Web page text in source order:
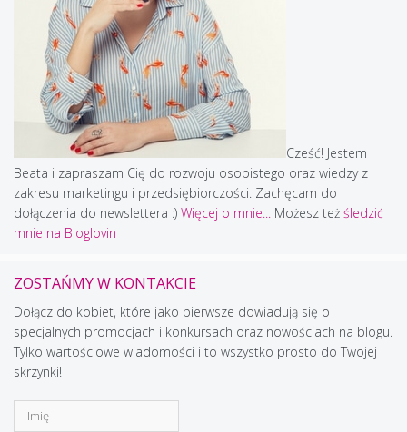
Cześć! Jestem
Beata i zapraszam Cię do rozwoju osobistego oraz wiedzy z
zakresu marketingu i przedsiębiorczości. Zachęcam do
dołączenia do newslettera :) Więcej o mnie... Możesz też śledzić
mnie na Bloglovin
ZOSTAŃMY W KONTAKCIE
Dołącz do kobiet, które jako pierwsze dowiadują się o
specjalnych promocjach i konkursach oraz nowościach na blogu.
Tylko wartościowe wiadomości i to wszystko prosto do Twojej
skrzynki!